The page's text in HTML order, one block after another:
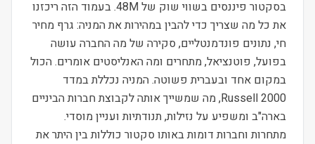
בסקטור פיננסים בשווי שוק של 48M. בעמוד הזה ריכזנו
את כל מה שצריך כדי להבין במהירות את המניה: גרף מחיר
חי, נתונים פונדמנטליים, סקירה של מה החברה עושה
בפועל, פוטנציאל, מתחרים ומה האנליסטים אומרים. הכול
במקום אחד ובעברית פשוטה. המניה נכללת במדד
Russell 2000, מה שמשייך אותה לקבוצת חברות הביניים
בארה"ב ומשפיע על נזילות, תנודתיות ועניין מוסדי.
מתחרות וחברות דומות באותו סקטור כוללות בין היתר את